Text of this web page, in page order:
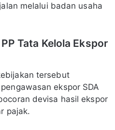
melalui badan usaha
Tata Kelola Ekspor
tersebut
ekspor SDA
devisa hasil ekspor
pajak.